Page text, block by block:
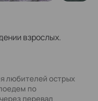
взрослых.
любителей острых
по
перевал